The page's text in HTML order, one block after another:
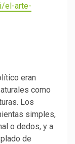
el-arte-
eran
como
Los
simples,
o dedos, y a
de